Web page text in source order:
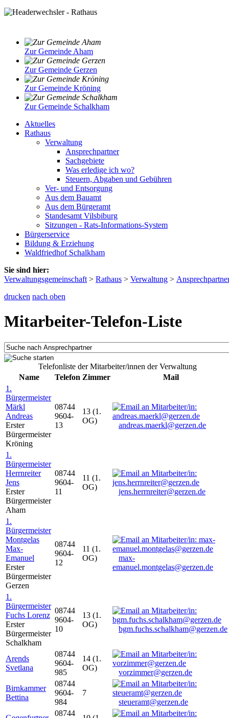
Zur Gemeinde Aham
Zur Gemeinde Gerzen
Zur Gemeinde Kröning
Zur Gemeinde Schalkham
Aktuelles
Rathaus
Verwaltung
Ansprechpartner
Sachgebiete
Was erledige ich wo?
Steuern, Abgaben und Gebühren
Ver- und Entsorgung
Aus dem Bauamt
Aus dem Bürgeramt
Standesamt Vilsbiburg
Sitzungen - Rats-Informations-System
Bürgerservice
Bildung & Erziehung
Waldfriedhof Schalkham
Sie sind hier:
Verwaltungsgemeinschaft > Rathaus > Verwaltung >
drucken nach oben
Mitarbeiter-Telefon-Liste
Telefonliste der Mitarbeiter/innen der Verwaltung
Name
Telefon Zimmer
Mail
1.
Bürgermeister
Märkl
Andreas
Erster
Bürgermeister
Kröning
08744
9604-
13
13 (1.
OG)
andreas.maerkl@gerzen.de
1.
Bürgermeister
Herrnreiter
Jens
Erster
Bürgermeister
Aham
08744
9604-
11
11 (1.
OG)
jens.herrnreiter@gerzen.de
1.
Bürgermeister
Montgelas
Max-
Emanuel
Erster
Bürgermeister
Gerzen
08744
9604-
12
11 (1.
OG)
max-
emanuel.montgelas@gerzen.de
1.
Bürgermeister
Fuchs Lorenz
Erster
Bürgermeister
Schalkham
08744
9604-
10
13 (1.
OG)
bgm.fuchs.schalkham@gerzen.de
Arends
Svetlana
08744
9604-
985
14 (1.
OG)
vorzimmer@gerzen.de
Birnkammer
Bettina
08744
9604-
984
7
steueramt@gerzen.de
08744